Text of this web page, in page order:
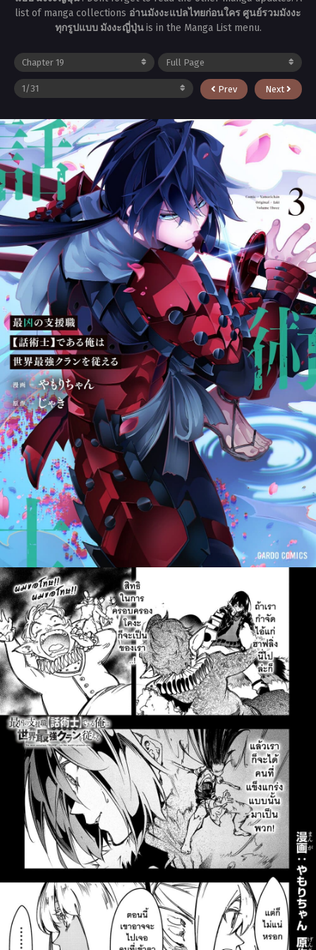
list of manga collections อ่านมังงะแปลไทยก่อนใคร ศูนย์รวมมังงะ
ทุกรูปแบบ มังงะญี่ปุ่นis in the Manga List menu.
Prev Next